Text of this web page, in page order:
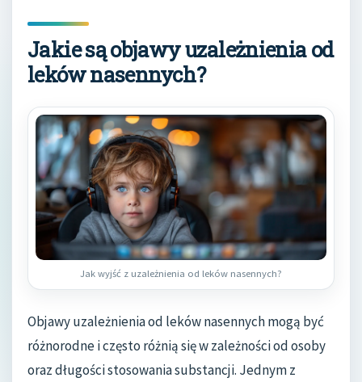
Jakie są objawy uzależnienia od
leków nasennych?
Jak wyjść z uzależnienia od leków nasennych?
Objawy uzależnienia od leków nasennych mogą być
różnorodne i często różnią się w zależności od osoby
oraz długości stosowania substancji. Jednym z